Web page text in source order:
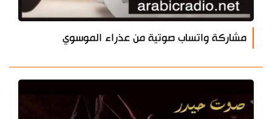
مشاركة واتساب صوتية من عذراء الموسوي